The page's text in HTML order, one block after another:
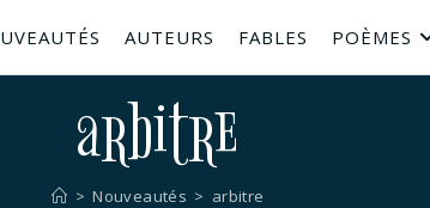
AUTEURS FABLES POÈMES
arbitre
> Nouveautés > arbitre